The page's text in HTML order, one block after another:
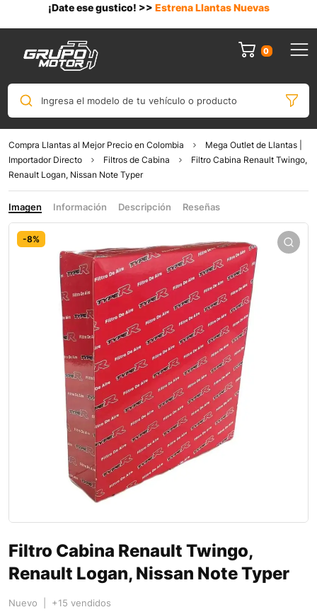
¡Date ese gustico! >> Estrena Llantas Nuevas
0
Ingresa el modelo de tu vehículo o producto
Compra Llantas al Mejor Precio en Colombia
Mega Outlet de Llantas |
Importador Directo
Filtros de Cabina
Filtro Cabina Renault Twingo,
Renault Logan, Nissan Note Typer
Imagen Información Descripción Reseñas
-8%
Filtro Cabina Renault Twingo,
Renault Logan, Nissan Note Typer
Nuevo | +15 vendidos